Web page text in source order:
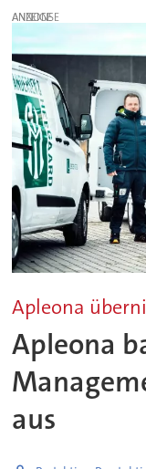
ANZEIGE
Apleona
Apleona
aus